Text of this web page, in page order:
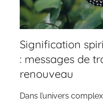
Signification
: messages de
renouveau
Dans l’univers